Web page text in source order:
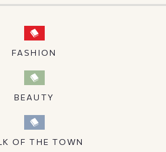
FASHION
BEAUTY
OF THE TOWN